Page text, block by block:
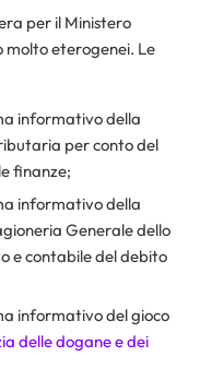
per il Ministero
molto eterogenei. Le
informativo della
per conto del
finanze;
informativo della
Generale dello
e contabile del debito
informativo del gioco
delle dogane e dei